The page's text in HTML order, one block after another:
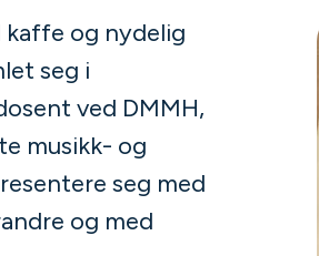
og nydelig
seg i
ved DMMH,
musikk- og
seg med
og med